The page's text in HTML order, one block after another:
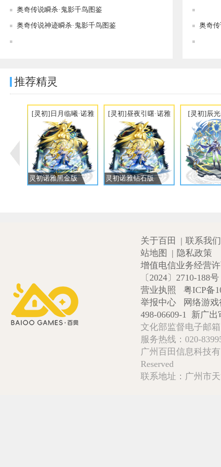
奥奇传说瞬杀·鬼影千鸟图鉴
奥奇传说神迹瞬杀·鬼影千鸟图鉴 奥奇
推荐精灵
[灵初]日月临曦·诺雅
灵初诺雅黑金版
[灵初]昼夜引曙·诺雅
灵初诺雅钻石版
[灵初]辰
关于百田 | 联系我们
站地图
| 隐私政策
增值电信业务经营
〔2024〕2710-188号
营业执照
粤ICP备
举报中心
网络游
498-06609-1 新广出
文化部监督电子邮
服务热线：020-
广州百田信息科技
Reserved
联系地址：广州市